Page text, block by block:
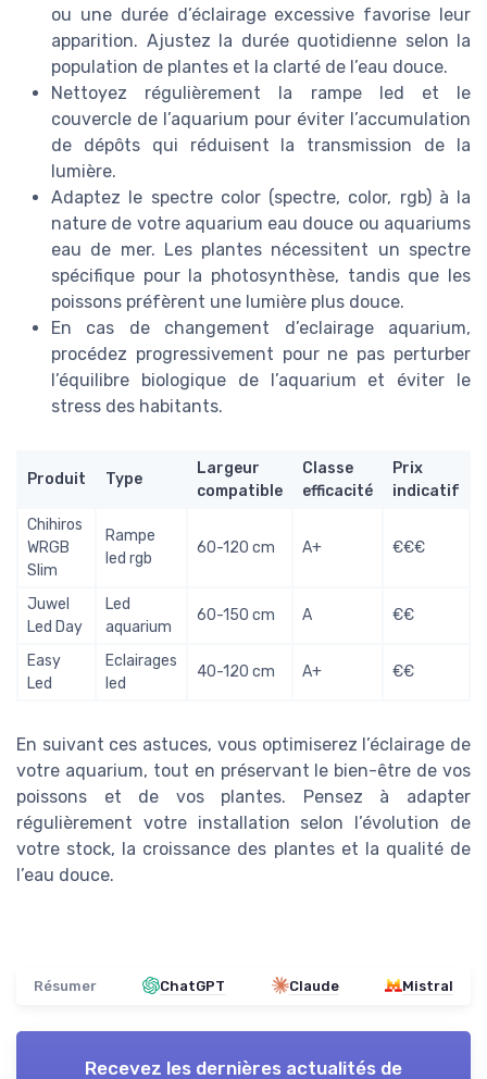
ou une durée d’éclairage excessive favorise leur
apparition. Ajustez la durée quotidienne selon la
population de plantes et la clarté de l’eau douce.
Nettoyez régulièrement la rampe led et le
couvercle de l’aquarium pour éviter l’accumulation
de dépôts qui réduisent la transmission de la
lumière.
Adaptez le spectre color (spectre, color, rgb) à la
nature de votre aquarium eau douce ou aquariums
eau de mer. Les plantes nécessitent un spectre
spécifique pour la photosynthèse, tandis que les
poissons préfèrent une lumière plus douce.
En cas de changement d’eclairage aquarium,
procédez progressivement pour ne pas perturber
l’équilibre biologique de l’aquarium et éviter le
stress des habitants.
Produit Type
Largeur
compatible
Classe
efficacité
Prix
indicatif
Chihiros
WRGB
Slim
Rampe
led rgb
60-120 cm A+ €€€
Juwel
Led Day
Led
aquarium
60-150 cm A €€
Easy
Led
Eclairages
led
40-120 cm A+ €€
En suivant ces astuces, vous optimiserez l’éclairage de
votre aquarium, tout en préservant le bien-être de vos
poissons et de vos plantes. Pensez à adapter
régulièrement votre installation selon l’évolution de
votre stock, la croissance des plantes et la qualité de
l’eau douce.
Résumer ChatGPT Claude Mistral
Recevez les dernières actualités de